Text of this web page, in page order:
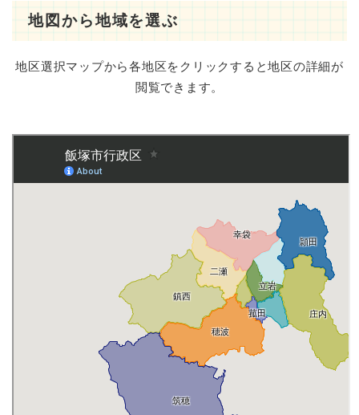
地図から地域を選ぶ
地区選択マップから各地区をクリックすると地区の詳細が
閲覧できます。